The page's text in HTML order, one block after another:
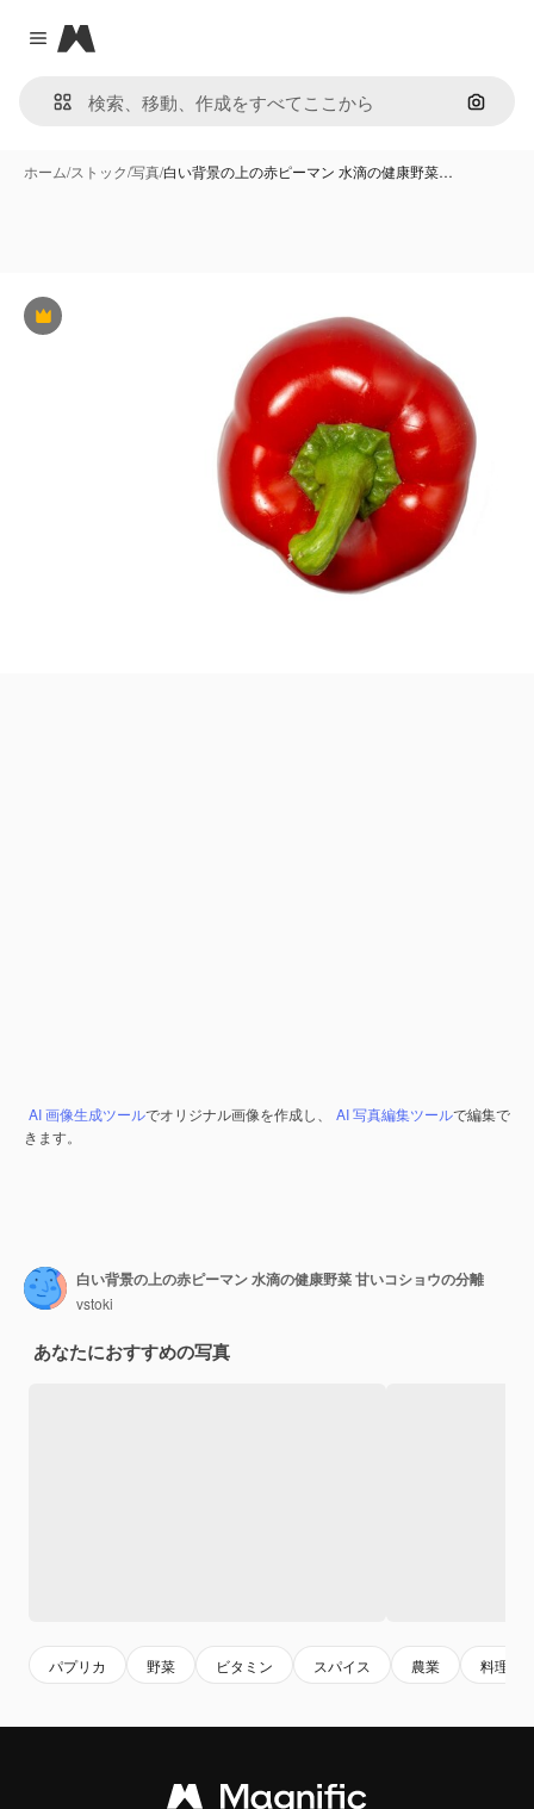
Close menu
Magnific
画像で
ホーム/ストック/写真/白い背景の上の赤ピーマン 水滴の健康野菜…
Premium
AI 画像生成ツールでオリジナル画像を作成し、 AI 写真編集ツールで編集で
きます。
白い背景の上の赤ピーマン 水滴の健康野菜 甘いコショウの分離
vstoki
あなたにおすすめの写真
パプリカ 野菜 ビタミン スパイス 農業 料理